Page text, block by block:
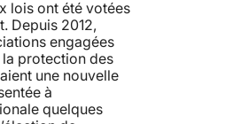
lois ont été votées
Depuis 2012,
engagées
protection des
une nouvelle
à
quelques